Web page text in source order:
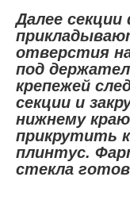
Далее
отверстия
под
крепежей
секции и
нижнему
прикрутить
плинтус.
стекла